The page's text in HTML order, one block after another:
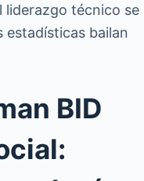
liderazgo técnico se
estadísticas bailan
BID